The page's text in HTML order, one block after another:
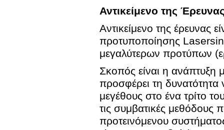
Αντικείμενο της
Αντικείμενο της έρευνας
προτυποποίησης
μεγαλύτερων προτύπων
Σκοπός είναι η ανάπτυξη
προσφέρει τη δυνατότητα
μεγέθους στο ένα τρίτο
τις συμβατικές μεθόδους
προτεινόμενου